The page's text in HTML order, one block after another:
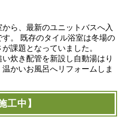
ら、最新のユニットバスへ入
。 既存のタイル浴室は冬場の
課題となっていました。
炊き配管を新設し自動湯はり
かいお風呂へリフォームしま
工中】